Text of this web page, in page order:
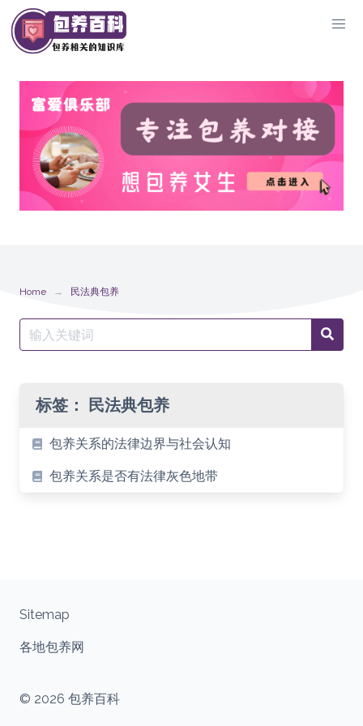
Skip
to
content
Home 民法典包养
Search
for:
标签： 民法典包养
包养关系的法律边界与社会认知
包养关系是否有法律灰色地带
© 2026 包养百科
Sitemap
各地包养网